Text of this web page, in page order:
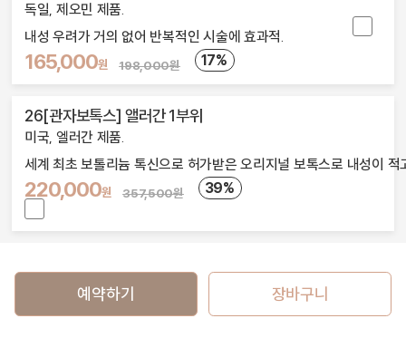
독일, 제오민 제품.
내성 우려가 거의 없어 반복적인 시술에 효과적.
165,000원 198,000원 17%
26[관자보톡스] 앨러간 1부위
미국, 엘러간 제품.
세계 최초 보톨리늄 톡신으로 허가받은 오리지널 보톡스로 내성이 적
220,000원 357,500원 39%
예약하기 장바구니